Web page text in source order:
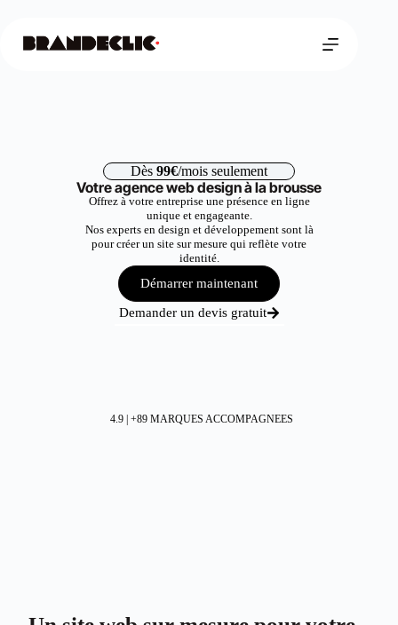
Dès 99€/mois seulement
Votre agence web design à la brousse
Offrez à votre entreprise une présence en ligne
unique et engageante.
Nos experts en design et développement sont là
pour créer un site sur mesure qui reflète votre
identité.
Démarrer maintenant
Demander un devis gratuit
4.9 | +89 MARQUES ACCOMPAGNEES